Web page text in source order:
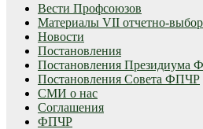
Вести Профсоюзов
Материалы VII отчетно-
Новости
Постановления
Постановления Президиума
Постановления Совета ФПЧР
СМИ о нас
Соглашения
ФПЧР